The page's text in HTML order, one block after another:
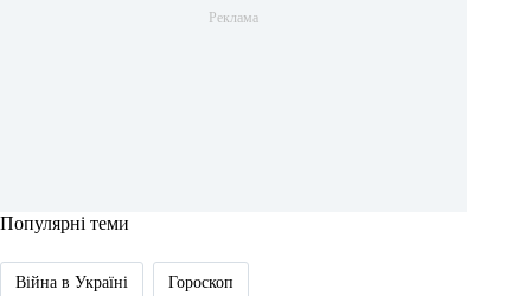
Популярні теми
Війна в Україні Гороскоп